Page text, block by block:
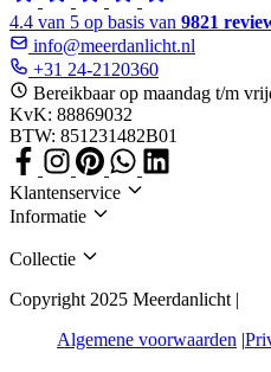
4.4 van 5 op basis van 9821
info@meerdanlicht.nl
+31 24-2120360
Bereikbaar op maandag t/m
KvK: 88869032
BTW: 851231482B01
Klantenservice
Informatie
Collectie
Copyright 2025 Meerdanlicht |
Algemene voorwaarden